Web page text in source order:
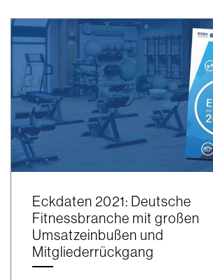
Eckdaten 2021: Deutsche
Fitnessbranche mit großen
Umsatzeinbußen und
Mitgliederrückgang